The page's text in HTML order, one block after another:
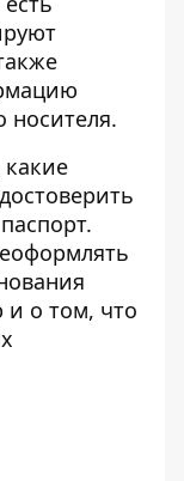
носителя.
.
о том, что